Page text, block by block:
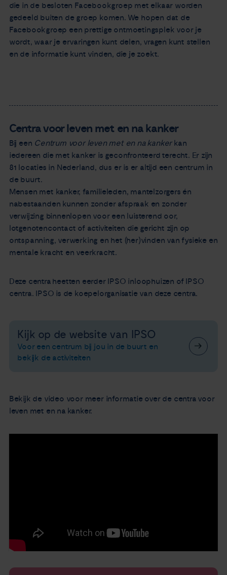
die in de besloten Facebookgroep met elkaar worden
gedeeld buiten de groep komen. We hopen dat de
Facebookgroep een prettige ontmoetingsplek voor je
wordt, waar je ervaringen kunt delen, vragen kunt stellen
en de informatie kunt vinden, die je zoekt.
Centra voor leven met en na kanker
Bij een Centrum voor leven met en na kanker kan
iedereen die met kanker is geconfronteerd terecht. Er zijn
81 locaties in Nederland, dus er is er altijd een centrum in
de buurt.
Mensen met kanker, familieleden, mantelzorgers én
nabestaanden kunnen zonder afspraak en zonder
verwijzing binnenlopen voor een luisterend oor,
lotgenotencontact of activiteiten die gericht zijn op
ontspanning, verwerking en het (her)vinden van fysieke en
mentale kracht en veerkracht.
Deze centra heetten eerder IPSO inloophuizen of IPSO
centra. IPSO is de koepelorganisatie van deze centra.
Kijk op de website van IPSO
Voor een centrum bij jou in de buurt en
bekijk de activiteiten
Bekijk de video voor meer informatie over de centra voor
leven met en na kanker.